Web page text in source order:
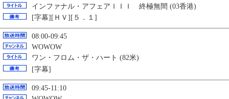
インファナル・アフェアＩＩＩ 終極無間 (03香港)
[字幕][ＨＶ][５．１]
08:00-09:45
WOWOW
ワン・フロム・ザ・ハート (82米)
[字幕]
09:45-11:10